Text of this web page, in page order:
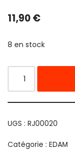
11,90€
8 en stock
UGS : RJ00020
Catégorie : EDAM